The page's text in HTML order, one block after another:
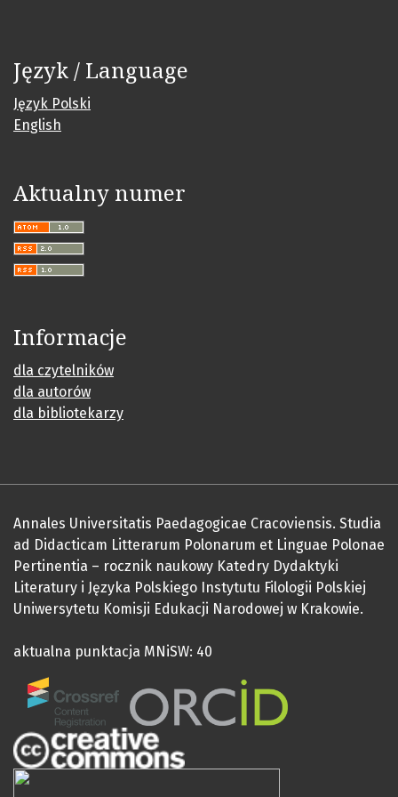
Język / Language
Język Polski
English
Aktualny numer
Informacje
dla czytelników
dla autorów
dla bibliotekarzy
Annales Universitatis Paedagogicae Cracoviensis. Studia
ad Didacticam Litterarum Polonarum et Linguae Polonae
Pertinentia – rocznik naukowy Katedry Dydaktyki
Literatury i Języka Polskiego Instytutu Filologii Polskiej
Uniwersytetu Komisji Edukacji Narodowej w Krakowie.
aktualna punktacja MNiSW: 40